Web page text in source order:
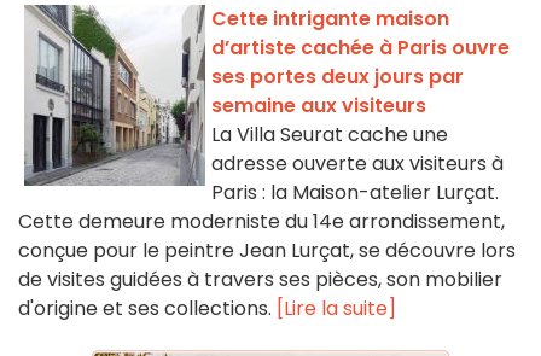
Cette intrigante maison
d’artiste cachée à Paris ouvre
ses portes deux jours par
semaine aux visiteurs
La Villa Seurat cache une
adresse ouverte aux visiteurs à
Paris : la Maison-atelier Lurçat.
Cette demeure moderniste du 14e arrondissement,
conçue pour le peintre Jean Lurçat, se découvre lors
de visites guidées à travers ses pièces, son mobilier
d'origine et ses collections. [Lire la suite]